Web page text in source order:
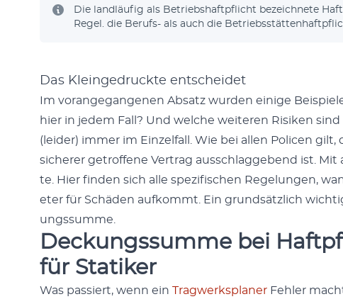
Die landläu­fig als Betrieb­shaftpflicht beze­ich­nete
Regel. die Berufs- als auch die
Das Kleingedruckte entscheidet
Im vor­ange­gan­genen Absatz wur­den einige
hier in jedem Fall? Und welche weit­eren Risiken
(lei­der) immer im Einzelfall. Wie bei allen Poli­cen
sicher­er getrof­fene Ver­trag auss­chlaggebend ist.
te. Hier find­en sich alle spez­i­fis­chen Regelun­gen,
eter für Schä­den aufkommt. Ein grund­sät­zlich
ungssumme.
Deckungssumme bei
für Statiker
Was passiert, wenn ein Trag­w­erk­s­plan­er Fehler